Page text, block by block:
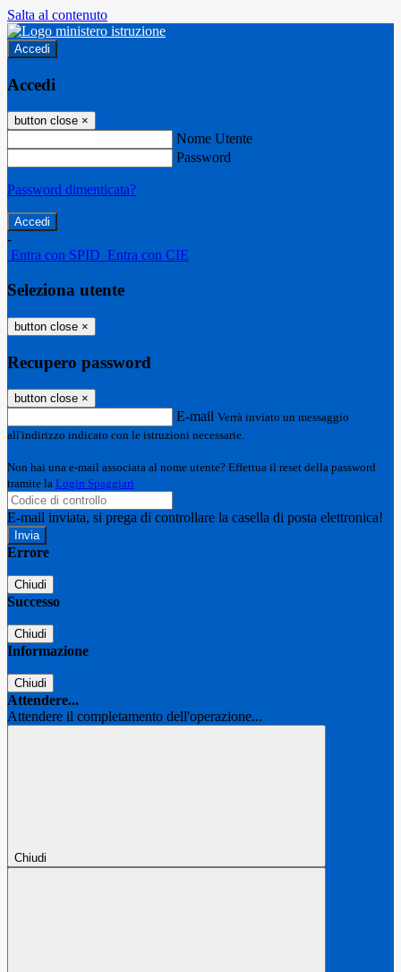
Salta al contenuto
Accedi
Accedi
button close ×
Nome Utente
Password
Password dimenticata?
-
Entra con SPID Entra con CIE
Seleziona utente
button close ×
Recupero password
button close ×
E-mail Verrà inviato un messaggio
all'indirizzo indicato con le istruzioni necessarie.
Non hai una e-mail associata al nome utente? Effettua il reset della password
tramite la Login Spaggiari
E-mail inviata, si prega di controllare la casella di posta elettronica!
Errore
Chiudi
Successo
Chiudi
Informazione
Chiudi
Attendere...
Attendere il completamento dell'operazione...
Chiudi